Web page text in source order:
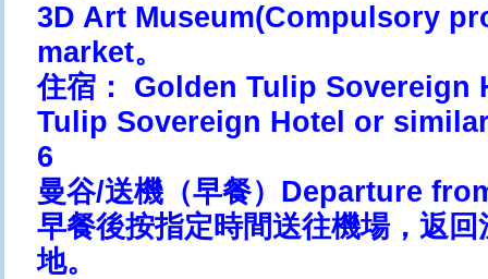
3D Art Museum(Compulsory
market。
住宿： Golden Tulip Sovereign
Tulip Sovereign Hotel or
6
曼谷/送機（早餐）Departure
早餐後按指定時間送往機場，返
地。